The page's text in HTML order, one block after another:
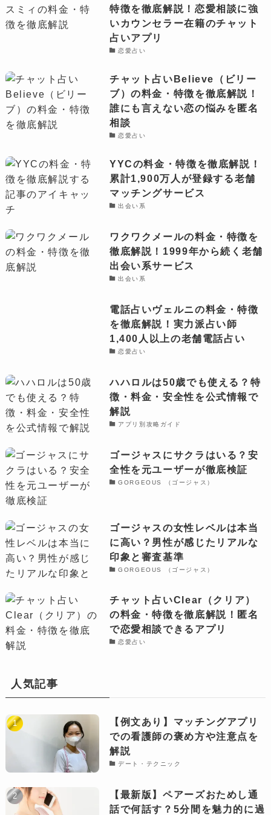
特徴を徹底解説！恋愛相談に強
いカウンセラー在籍のチャット
占いアプリ
恋愛占い
チャット占いBelieve（ビリー
ブ）の料金・特徴を徹底解説！
誰にも言えない恋の悩みを匿名
相談
恋愛占い
YYCの料金・特徴を徹底解説！
累計1,900万人が登録する老舗
マッチングサービス
出会い系
ワクワクメールの料金・特徴を
徹底解説！1999年から続く老舗
出会い系サービス
出会い系
電話占いヴェルニの料金・特徴
を徹底解説！実力派占い師
1,400人以上の老舗電話占い
恋愛占い
ハハロルは50歳でも使える？特
徴・料金・安全性を公式情報で
解説
アプリ別攻略ガイド
ゴージャスにサクラはいる？安
全性を元ユーザーが徹底検証
GORGEOUS （ゴージャス）
ゴージャスの女性レベルは本当
に高い？男性が感じたリアルな
印象と審査基準
GORGEOUS （ゴージャス）
チャット占いClear（クリア）
の料金・特徴を徹底解説！匿名
で恋愛相談できるアプリ
恋愛占い
人気記事
【例文あり】マッチングアプリ
での看護師の褒め方や注意点を
解説
デート・テクニック
【最新版】ペアーズおためし通
話で何話す？5分間を魅力的に過